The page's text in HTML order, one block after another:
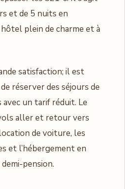
et de 5 nuits en
plein de charme et à
satisfaction; il est
réserver des séjours de
un tarif réduit. Le
aller et retour vers
de voiture, les
et l’hébergement en
pension.